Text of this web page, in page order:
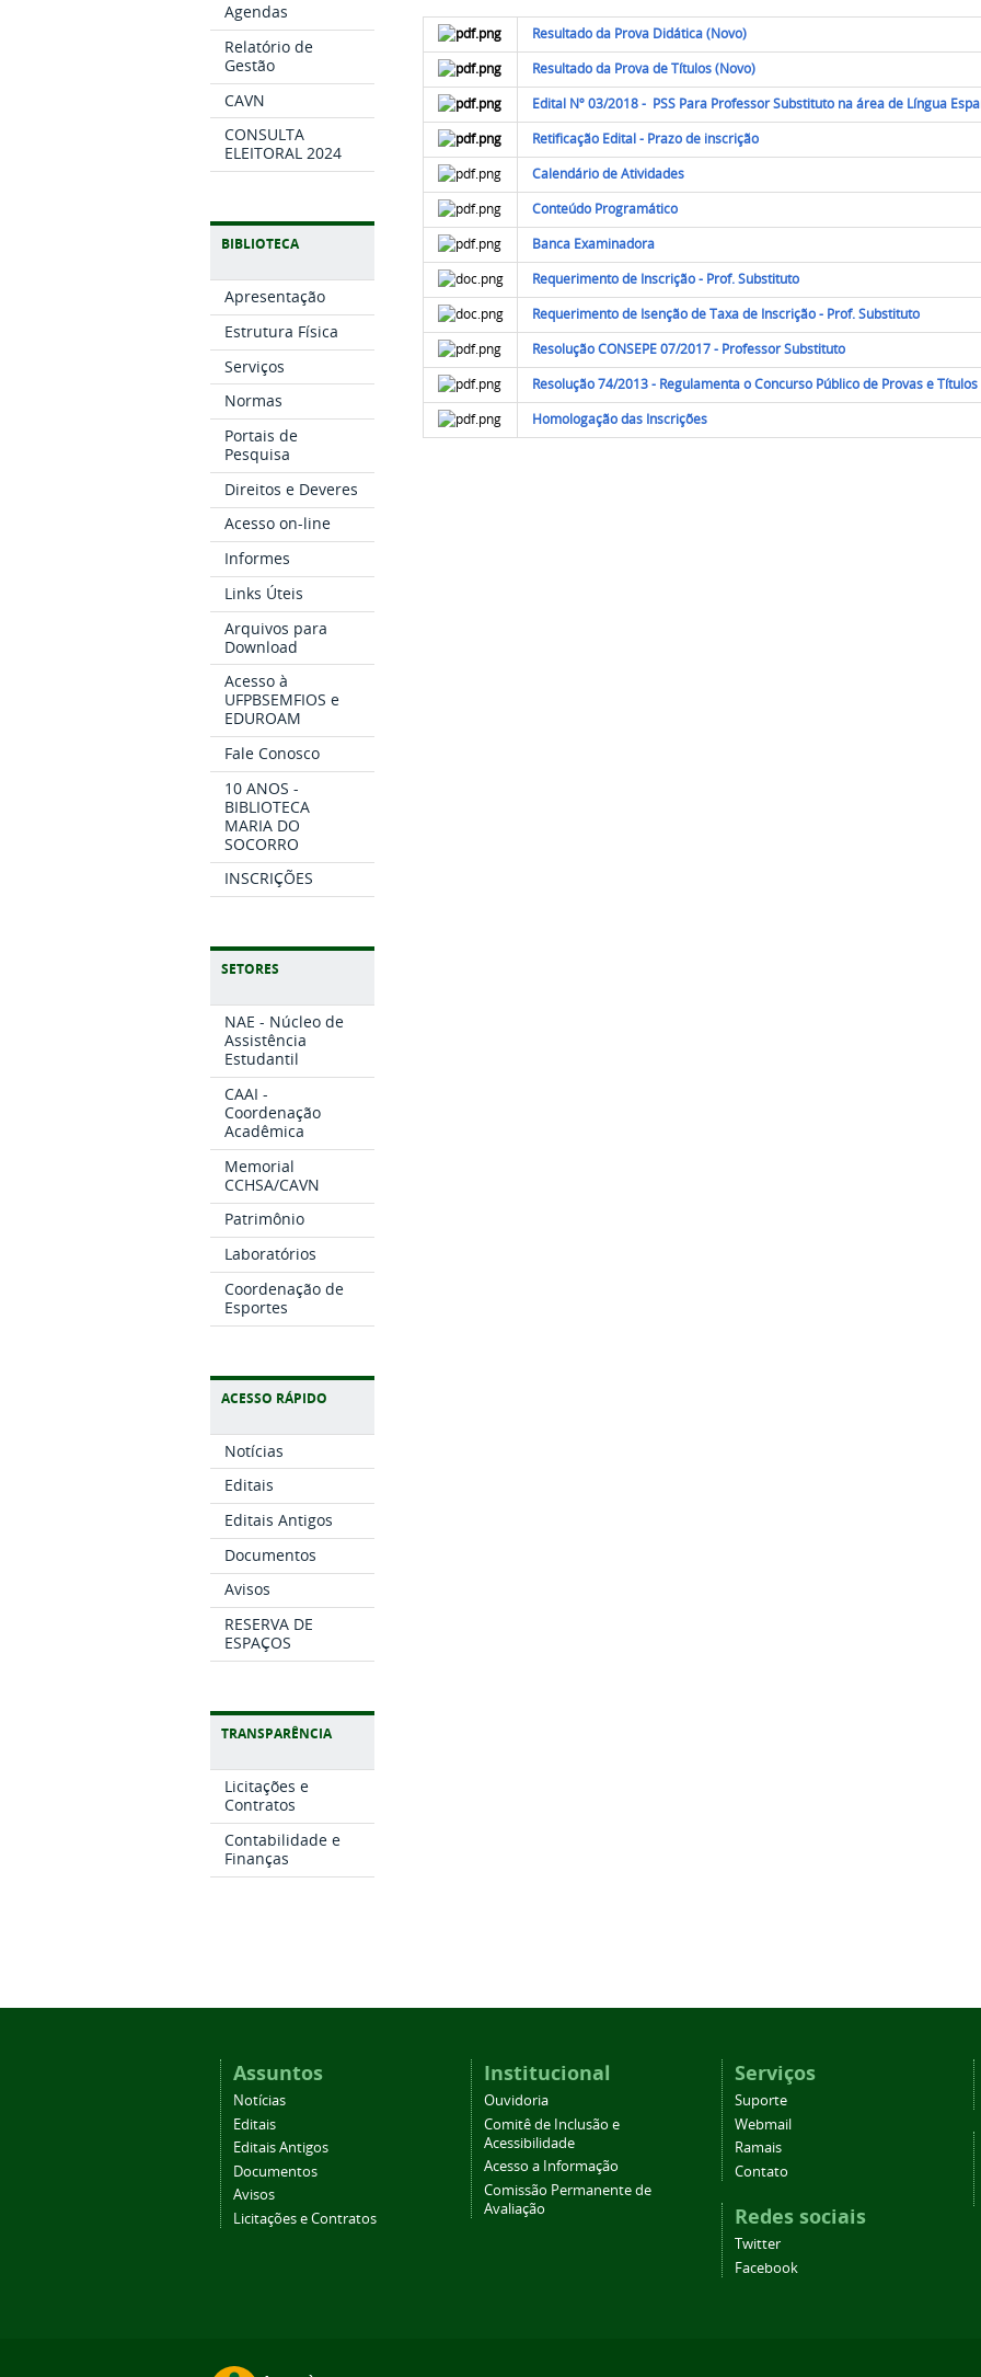
Agendas
Relatório de
Gestão
CAVN
CONSULTA
ELEITORAL 2024
BIBLIOTECA
Apresentação
Estrutura Física
Serviços
Normas
Portais de
Pesquisa
Direitos e Deveres
Acesso on-line
Informes
Links Úteis
Arquivos para
Download
Acesso à
UFPBSEMFIOS e
EDUROAM
Fale Conosco
10 ANOS -
BIBLIOTECA
MARIA DO
SOCORRO
INSCRIÇÕES
SETORES
NAE - Núcleo de
Assistência
Estudantil
CAAI -
Coordenação
Acadêmica
Memorial
CCHSA/CAVN
Patrimônio
Laboratórios
Coordenação de
Esportes
ACESSO RÁPIDO
Notícias
Editais
Editais Antigos
Documentos
Avisos
RESERVA DE
ESPAÇOS
TRANSPARÊNCIA
Licitações e
Contratos
Contabilidade e
Finanças
Resultado da Prova Didática (Novo)
Resultado da Prova de Títulos (Novo)
Edital Nº 03/2018 - PSS Para Professor Substituto na área de Língua
Retificação Edital - Prazo de inscrição
Calendário de Atividades
Conteúdo Programático
Banca Examinadora
Requerimento de Inscrição - Prof. Substituto
Requerimento de Isenção de Taxa de Inscrição - Prof. Substituto
Resolução CONSEPE 07/2017 - Professor Substituto
Resolução 74/2013 - Regulamenta o Concurso Público de Provas e Títulos
Homologação das Inscrições
Assuntos
Notícias
Editais
Editais Antigos
Documentos
Avisos
Licitações e Contratos
Institucional
Ouvidoria
Comitê de Inclusão e
Acessibilidade
Acesso a Informação
Comissão Permanente de
Avaliação
Serviços
Suporte
Webmail
Ramais
Contato
Redes sociais
Twitter
Facebook